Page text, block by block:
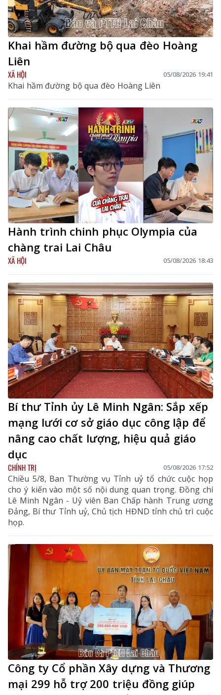
Khai hầm đường bộ qua đèo Hoàng
Liên
XÃ HỘI 05/08/2026 19:41
Khai hầm đường bộ qua đèo Hoàng Liên
Hành trình chinh phục Olympia của
chàng trai Lai Châu
XÃ HỘI 05/08/2026 18:43
Bí thư Tỉnh ủy Lê Minh Ngân: Sắp xếp
mạng lưới cơ sở giáo dục công lập để
nâng cao chất lượng, hiệu quả giáo
dục
CHÍNH TRỊ 05/08/2026 17:52
Chiều 5/8, Ban Thường vụ Tỉnh uỷ tổ chức cuộc họp
cho ý kiến vào một số nội dung quan trọng. Đồng chí
Lê Minh Ngân - Uỷ viên Ban Chấp hành Trung ương
Đảng, Bí thư Tỉnh uỷ, Chủ tịch HĐND tỉnh chủ trì cuộc
họp.
Công ty Cổ phần Xây dựng và Thương
mại 299 hỗ trợ 200 triệu đồng giúp